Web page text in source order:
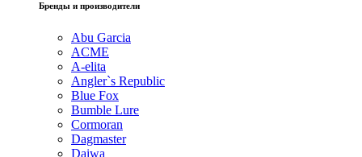
Бренды и производители
Abu Garcia
ACME
A-elita
Angler`s Republic
Blue Fox
Bumble Lure
Cormoran
Dagmaster
Daiwa